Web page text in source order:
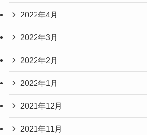
2022年4月
2022年3月
2022年2月
2022年1月
2021年12月
2021年11月